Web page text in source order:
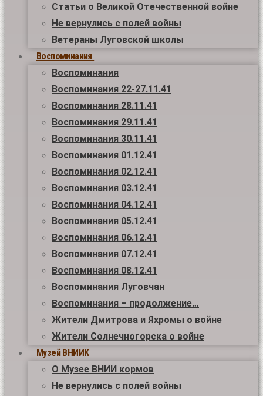
Статьи о Великой Отечественной войне
Не вернулись с полей войны
Ветераны Луговской школы
Воспоминания
Воспоминания
Воспоминания 22-27.11.41
Воспоминания 28.11.41
Воспоминания 29.11.41
Воспоминания 30.11.41
Воспоминания 01.12.41
Воспоминания 02.12.41
Воспоминания 03.12.41
Воспоминания 04.12.41
Воспоминания 05.12.41
Воспоминания 06.12.41
Воспоминания 07.12.41
Воспоминания 08.12.41
Воспоминания Луговчан
Воспоминания – продолжение…
Жители Дмитрова и Яхромы о войне
Жители Солнечногорска о войне
Музей ВНИИК
О Музее ВНИИ кормов
Не вернулись с полей войны